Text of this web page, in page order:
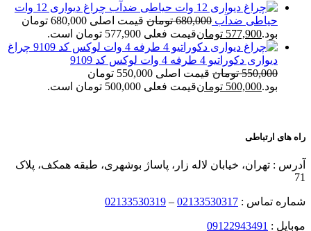
چراغ دیواری 12 وات
حیاطی ضدآب 680,000 تومان
قیمت اصلی 680,000 تومان
بود.577,900 تومانقیمت فعلی 577,900 تومان است.
چراغ
دیواری دکوراتیو 4 طرفه 4 وات لوکس کد 9109
550,000 تومان
قیمت اصلی 550,000 تومان
بود.500,000 تومانقیمت فعلی 500,000 تومان است.
راه های ارتباطی
آدرس : تهران، خیابان لاله زار، پاساژ بوشهری، طبقه همکف، پلاک
71
شماره تماس : 02133530317
–
02133530319
موبایل : 09122943491